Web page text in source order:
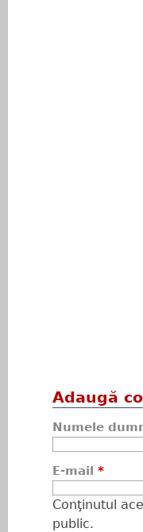
Adaugă
Numele
E-mail *
Conţinutul
public.